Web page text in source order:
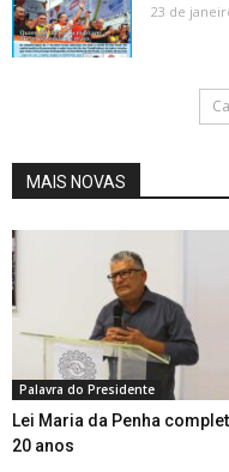
23 de
MAIS NOVAS
Palavra do Presidente
Lei Maria da Penha
20 anos